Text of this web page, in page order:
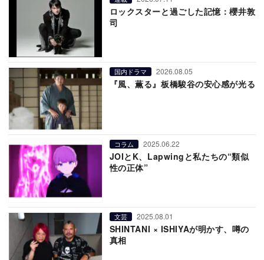
ロックスターと過ごした記憶：櫻井敦
司
国内ドラマ 2026.08.05
『風、薫る』板橋駿谷の安心感が光る
コラム 2025.06.22
JOIとK、Lapwingと私たちの“類似
性の正体”
文芸 2025.08.01
SHINTANI × ISHIYAが明かす、噂の
真相